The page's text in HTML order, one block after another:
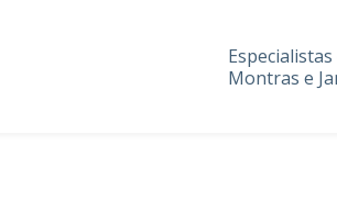
Montras e